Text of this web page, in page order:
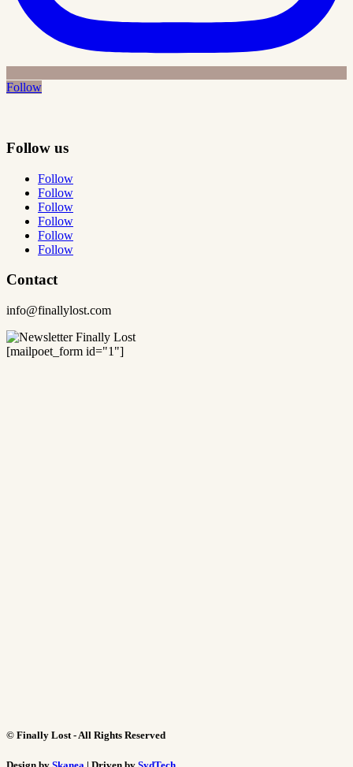
Follow
Follow us
Follow
Follow
Follow
Follow
Follow
Follow
Contact
info@finallylost.com
[mailpoet_form id="1"]
© Finally Lost - All Rights Reserved